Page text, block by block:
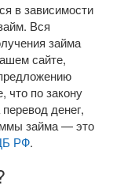
в зависимости
Вся
займа
сайте,
что по закону
денег,
займа — это
РФ.